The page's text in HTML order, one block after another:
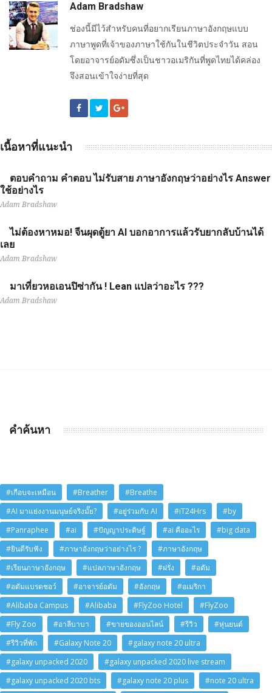
Adam Bradshaw
ช่องนี้มีไว้สำหรับคนที่อยากเรียนภาษาอังกฤษแบบ
ภาษาพูดที่เจ้าของภาษาใช้กันในชีวิตประจำวัน สอน
โดยอาจารย์อดัมซึ่งเป็นชาวอเมริกันที่พูดไทยได้คล่อง
จึงสอนเข้าใจง่ายที่สุด
เนื้อหาที่แนะนำ
ตอบคำถาม คำตอบ ไม่รับสาย ภาษาอังกฤษว่าอย่างไร Answer
ใช้อย่างไร
Adam Bradshaw
ไม่ต้องหาหมอ! จีนผุดตู้ยา AI บอกอาการแล้วรับยากลับบ้านได้
เลย
Adam Bradshaw
มาเที่ยวหอเอนปิซ่ากัน ! Lean แปลว่าอะไร ???
Adam Bradshaw
คำค้นหา
#เกือบจะเหมือน #Breather
#Breathe
#AI มาแย่งงานมนุษย์จริงมั๊ย?
#อยู่ร่วมกับ AI #iT24Hrs
#by
#Panraphee
#ai #ปัญญาประดิษฐ์ #ai คืออะไร
#big data
#ยินดีรับฟัง
#ภาษาอังกฤษว่าอย่างไร ?
#ภาษาอังกฤษ
#เรียนภาษาอังกฤษ
#แปลภาษาอังกฤษ #ฝรั่ง
#อดัม
#อดัมแบรดชอว์
#อาจารย์อดัม #อังกฤษ
#อเมริกา
#Alibaba Campus
#Alibaba #FlyZoo Hotel
#FlyZoo
#Fly Zoo
#อาลีบาบา #ขายของออนไลน์ #รีวิว
#หุ่นยนต์
#รีวิวที่พัก
#Galaxy Note 20
#galaxy note 20 ultra
#galaxy unpacked 2020
#galaxy unpacked 2020 live stream
#galaxy unpacked 2020 bts
#galaxy note 20 plus #note 20 ultra